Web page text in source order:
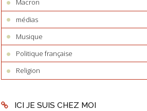
Macron
médias
Musique
Politique française
Religion
ICI JE SUIS CHEZ MOI